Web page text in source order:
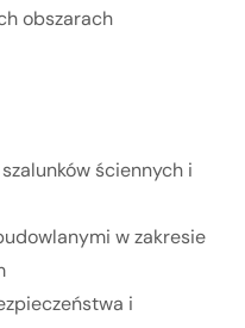
obszarach
ściennych i
w zakresie
i